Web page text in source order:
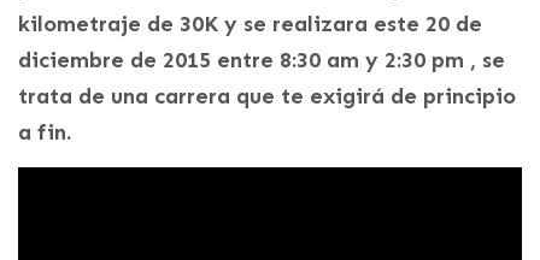
kilometraje de 30K y se realizara este 20 de
diciembre de 2015 entre 8:30 am y 2:30 pm , se
trata de una carrera que te exigirá de principio
a fin.